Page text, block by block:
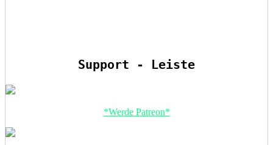
Support - Leiste
*Werde Patreon*